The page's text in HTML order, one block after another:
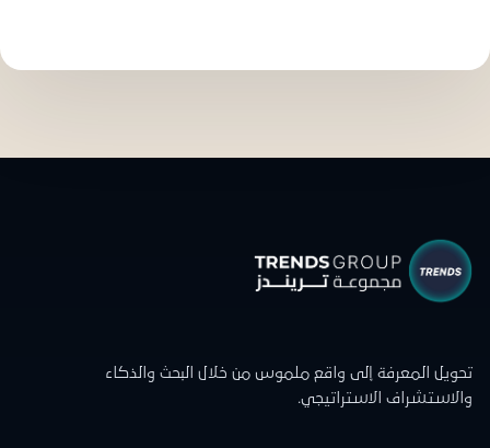
تحويل المعرفة إلى واقع ملموس من خلال البحث والذكاء
والاستشراف الاستراتيجي.